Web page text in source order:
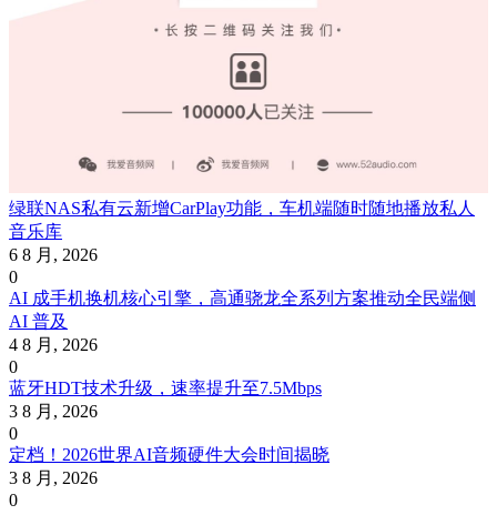
绿联NAS私有云新增CarPlay功能，车机端随时随地播放私人
音乐库
6 8 月, 2026
0
AI 成手机换机核心引擎，高通骁龙全系列方案推动全民端侧
AI 普及
4 8 月, 2026
0
蓝牙HDT技术升级，速率提升至7.5Mbps
3 8 月, 2026
0
定档！2026世界AI音频硬件大会时间揭晓
3 8 月, 2026
0